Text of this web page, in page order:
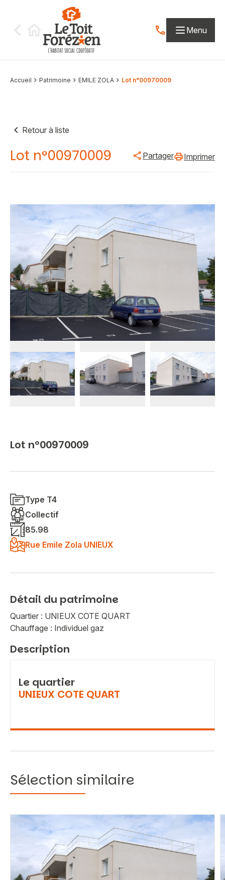
Contactez-nous
Menu
Accueil Patrimoine EMILE ZOLA Lot n°00970009
Retour à liste
Lot n°00970009 Partager Imprimer
Lot n°00970009
Type T4
Collectif
85.98
Rue Emile Zola UNIEUX
Détail du patrimoine
Quartier : UNIEUX COTE QUART
Chauffage : Individuel gaz
Description
Le quartier
UNIEUX COTE QUART
Sélection similaire